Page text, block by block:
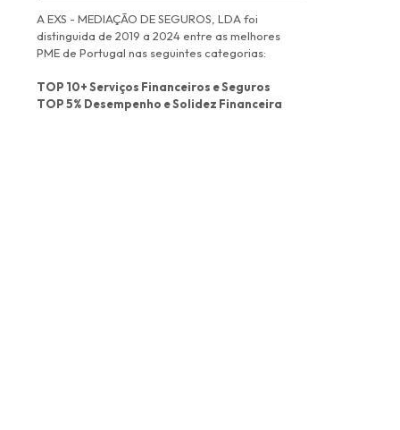
A EXS - MEDIAÇÃO DE SEGUROS, LDA foi
distinguida de 2019 a 2024 entre as melhores
PME de Portugal nas seguintes categorias:
TOP 10+ Serviços Financeiros e Seguros
TOP 5% Desempenho e Solidez Financeira